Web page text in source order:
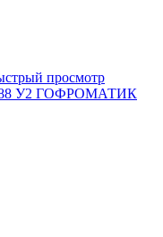
просмотр
188 У2 ГОФРОМАТИК